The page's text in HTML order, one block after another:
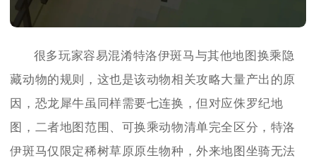
很多玩家容易混淆特洛伊斑马与其他地图换乘隐
藏动物的规则，这也是该动物相关攻略大量产出的原
因，恐龙犀牛虽同样需要七连换，但对应侏罗纪地
图，二者地图范围、可换乘动物清单完全区分，特洛
伊斑马仅限定稀树草原原生物种，外来地图坐骑无法